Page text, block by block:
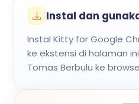
Instal dan
Instal Kitty for Google
ke ekstensi di halaman
Tomas Berbulu ke